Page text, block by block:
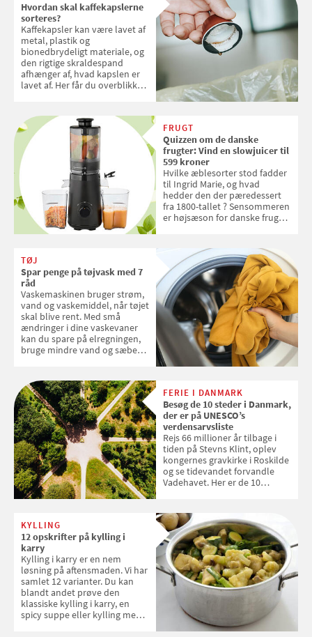
Hvordan skal kaffekapslerne
sorteres?
Kaffekapsler kan være lavet af
metal, plastik og
bionedbrydeligt materiale, og
den rigtige skraldespand
afhænger af, hvad kapslen er
lavet af. Her får du overblikket
FRUGT
Quizzen om de danske
frugter: Vind en slowjuicer til
599 kroner
Hvilke æblesorter stod fadder
til Ingrid Marie, og hvad
hedder den der pæredessert
fra 1800-tallet ? Sensommeren
er højsæson for danske fruger,
favoritter. Det fejrer Samvirke
med en quiz om alt det danske
frugt, vi elsker. Konkurrencen
slutter fredag d. 18. september
2026
TØJ
Spar penge på tøjvask med 7
råd
Vaskemaskinen bruger strøm,
vand og vaskemiddel, når tøjet
skal blive rent. Med små
ændringer i dine vaskevaner
kan du spare på elregningen,
bruge mindre vand og sæbe
enkle råd til at spare penge på
tøjvasken
FERIE I DANMARK
Besøg de 10 steder i Danmark,
der er på UNESCO’s
verdensarvsliste
Rejs 66 millioner år tilbage i
tiden på Stevns Klint, oplev
kongernes gravkirke i Roskilde
og se tidevandet forvandle
Vadehavet. Her er de 10
KYLLING
12 opskrifter på kylling i
karry
Kylling i karry er en nem
løsning på aftensmaden. Vi har
samlet 12 varianter. Du kan
blandt andet prøve den
klassiske kylling i karry, en
spicy suppe eller kylling med